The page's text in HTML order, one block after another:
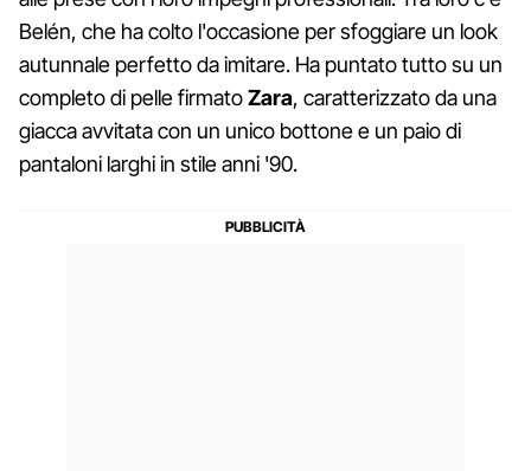
Belén, che ha colto l'occasione per sfoggiare un look
autunnale perfetto da imitare. Ha puntato tutto su un
completo di pelle firmatoZara, caratterizzato da una
giacca avvitata con un unico bottone e un paio di
pantaloni larghi in stile anni '90.